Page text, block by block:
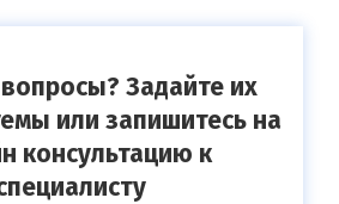
Задайте их
или запишитесь на
консультацию к